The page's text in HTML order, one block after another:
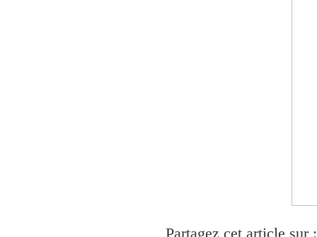
Partagez cet article sur :